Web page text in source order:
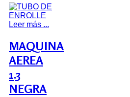
Leer más ...
MAQUINA
AEREA
1.3
NEGRA